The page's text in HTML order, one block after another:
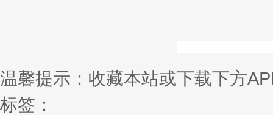
温馨提示：收藏本站或下载下方
标签：